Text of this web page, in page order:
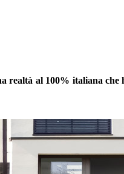
al 100% italiana